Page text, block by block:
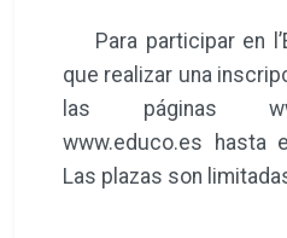
Para participar en
que realizar una
las páginas
www.educo.es hasta
Las plazas son